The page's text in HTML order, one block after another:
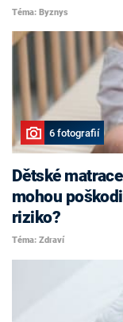
Téma: Byznys
6 fotografií
Dětské
mohou
riziko?
Téma: Zdraví